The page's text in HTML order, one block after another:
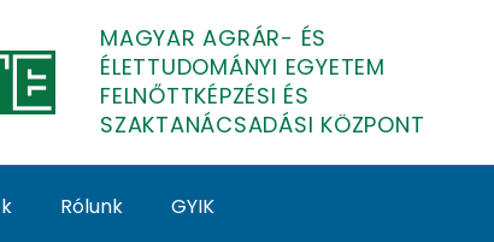
MAGYAR AGRÁR- ÉS
ÉLETTUDOMÁNYI EGYETEM
FELNŐTTKÉPZÉSI ÉS
SZAKTANÁCSADÁSI KÖZPONT
Rólunk GYIK